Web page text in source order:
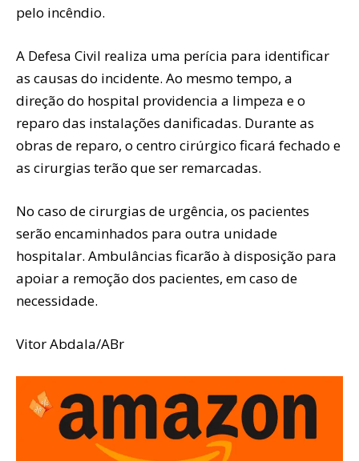
pelo incêndio.
A Defesa Civil realiza uma perícia para identificar
as causas do incidente. Ao mesmo tempo, a
direção do hospital providencia a limpeza e o
reparo das instalações danificadas. Durante as
obras de reparo, o centro cirúrgico ficará fechado e
as cirurgias terão que ser remarcadas.
No caso de cirurgias de urgência, os pacientes
serão encaminhados para outra unidade
hospitalar. Ambulâncias ficarão à disposição para
apoiar a remoção dos pacientes, em caso de
necessidade.
Vitor Abdala/ABr